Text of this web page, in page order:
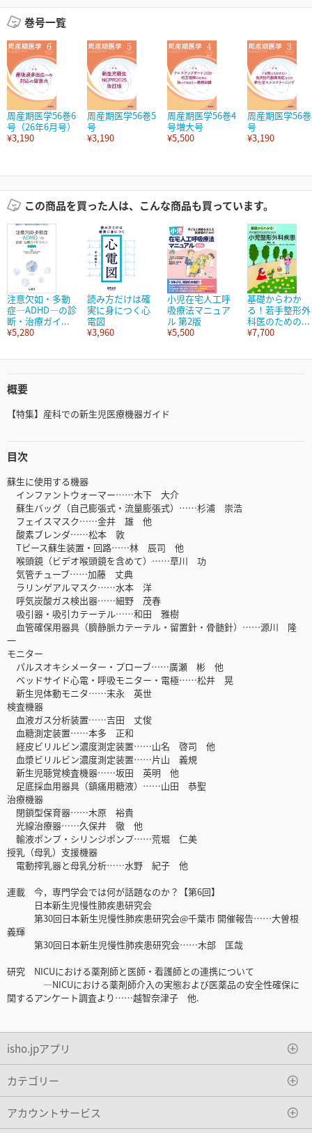
巻号一覧
周産期医学56巻6
号（26年6月号）
¥3,190
周産期医学56巻5
号
¥3,190
周産期医学56巻4
号増大号
¥5,500
周産期医学56
号
¥3,190
この商品を買った人は、こんな商品も買っています。
注意欠如・多動
症―ADHD―の診
断・治療ガイ...
¥5,280
読み方だけは確
実に身につく心
電図
¥3,960
小児在宅人工呼
吸療法マニュア
ル 第2版
¥5,500
基礎からわか
る！若手整形外
科医のための...
¥7,700
概要
【特集】産科での新生児医療機器ガイド
目次
蘇生に使用する機器
インファントウォーマー……木下 大介
蘇生バッグ（自己膨張式・流量膨張式）……杉浦 崇浩
フェイスマスク……金井 雄 他
酸素ブレンダ……松本 敦
Tピース蘇生装置・回路……林 辰司 他
喉頭鏡（ビデオ喉頭鏡を含めて）……草川 功
気管チューブ……加藤 丈典
ラリンゲアルマスク……水本 洋
呼気炭酸ガス検出器……細野 茂春
吸引器・吸引カテーテル……和田 雅樹
血管確保用器具（臍静脈カテーテル・留置針・骨髄針）……源川 隆
一
モニター
パルスオキシメーター・プローブ……廣瀬 彬 他
ベッドサイド心電・呼吸モニター・電極……松井 晃
新生児体動モニタ……末永 英世
検査機器
血液ガス分析装置……吉田 丈俊
血糖測定装置……本多 正和
経皮ビリルビン濃度測定装置……山名 啓司 他
血漿ビリルビン濃度測定装置……片山 義規
新生児聴覚検査機器……坂田 英明 他
足底採血用器具（鎮痛用糖液）……山田 恭聖
治療機器
閉鎖型保育器……木原 裕貴
光線治療器……久保井 徹 他
輸液ポンプ・シリンジポンプ……荒堀 仁美
授乳（母乳）支援機器
電動搾乳器と母乳分析……水野 紀子 他
連載 今，専門学会では何が話題なのか？【第6回】
日本新生児慢性肺疾患研究会
第30回日本新生児慢性肺疾患研究会@千葉市 開催報告……大曽根
義輝
第30回日本新生児慢性肺疾患研究会……木部 匡哉
研究 NICUにおける薬剤師と医師・看護師との連携について
―NICUにおける薬剤師介入の実態および医薬品の安全性確保に
関するアンケート調査より……越智奈津子 他.
isho.jpアプリ
カテゴリー
アカウントサービス